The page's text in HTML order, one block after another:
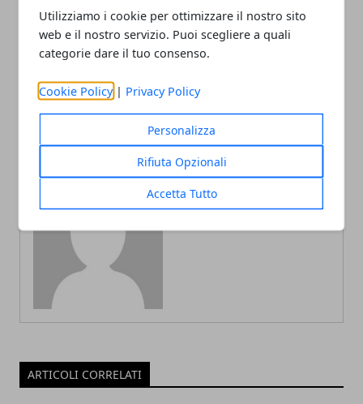
Utilizziamo i cookie per ottimizzare il nostro sito
web e il nostro servizio. Puoi scegliere a quali
categorie dare il tuo consenso.
Cookie Policy | Privacy Policy
Personalizza
Rifiuta Opzionali
Accetta Tutto
Articolo Precedente
italiana con più ITS
ARTICOLI CORRELATI